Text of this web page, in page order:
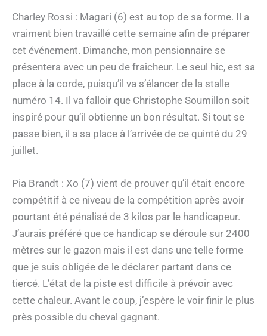
Charley Rossi : Magari (6) est au top de sa forme. Il a
vraiment bien travaillé cette semaine afin de préparer
cet événement. Dimanche, mon pensionnaire se
présentera avec un peu de fraîcheur. Le seul hic, est sa
place à la corde, puisqu’il va s’élancer de la stalle
numéro 14. Il va falloir que Christophe Soumillon soit
inspiré pour qu’il obtienne un bon résultat. Si tout se
passe bien, il a sa place à l’arrivée de ce quinté du 29
juillet.
Pia Brandt : Xo (7) vient de prouver qu’il était encore
compétitif à ce niveau de la compétition après avoir
pourtant été pénalisé de 3 kilos par le handicapeur.
J’aurais préféré que ce handicap se déroule sur 2400
mètres sur le gazon mais il est dans une telle forme
que je suis obligée de le déclarer partant dans ce
tiercé. L’état de la piste est difficile à prévoir avec
cette chaleur. Avant le coup, j’espère le voir finir le plus
près possible du cheval gagnant.